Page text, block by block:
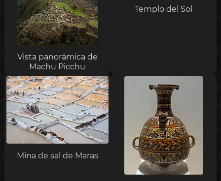
Vista panorámica de
Machu Picchu
Templo del Sol
Mina de sal de Maras